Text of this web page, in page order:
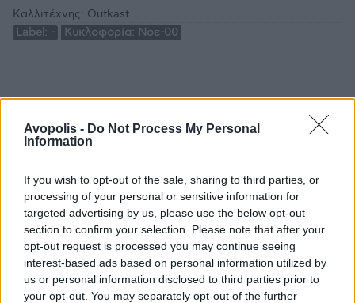
Avopolis - Do Not Process My Personal
Information
If you wish to opt-out of the sale, sharing to third parties, or
processing of your personal or sensitive information for
targeted advertising by us, please use the below opt-out
section to confirm your selection. Please note that after your
opt-out request is processed you may continue seeing
interest-based ads based on personal information utilized by
us or personal information disclosed to third parties prior to
your opt-out. You may separately opt-out of the further
Καλλιτέχνης: Outkast
Label: - Κυκλοφορία: Νοε-00
ΔΙΕΘΝΗ ΝΟΕ 16,2000
Hefner - We Love the City
Καλλιτέχνης: Hefner
ΔΙΕΘΝΗ ΝΟΕ 14,2000
Goldfrapp - Felt Mountain
Κυκλοφορία: Νοε-00